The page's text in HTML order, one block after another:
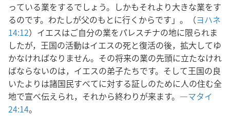
っている業をするでしょう。しかもそれより大きな業をす
るのです。わたしが父のもとに行くからです」。（ヨハネ
14:12）イエスはご自分の業をパレスチナの地に限られま
したが，王国の活動はイエスの死と復活の後，拡大してゆ
かなければなりません。その将来の業の先頭に立たなけれ
ばならないのは，イエスの弟子たちです。そして王国の良
いたよりは諸国民すべてに対する証しのために人の住む全
地で宣べ伝えられ，それから終わりが来ます。―マタイ
24:14。